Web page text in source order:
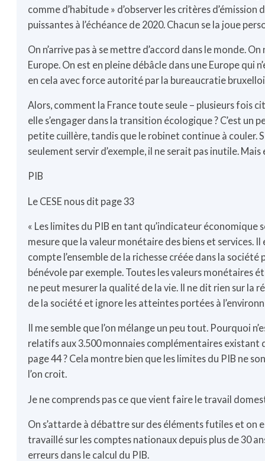
comme d’habitude » d’observer les critères
puissantes à l’échéance de 2020. Chacun se la joue
On n’arrive pas à se mettre d’accord dans le monde. On
Europe. On est en pleine débâcle dans une Europe qui
en cela avec force autorité par la bureaucratie
Alors, comment la France toute seule – plusieurs fois
elle s’engager dans la transition écologique ? C’est un
petite cuillère, tandis que le robinet continue à couler.
seulement servir d’exemple, il ne serait pas inutile. Mais
PIB
Le CESE nous dit page 33
« Les limites du PIB en tant qu’indicateur économique
mesure que la valeur monétaire des biens et services.
compte l’ensemble de la richesse créée dans la
bénévole par exemple. Toutes les valeurs monétaires
ne peut mesurer la qualité de la vie. Il ne dit rien sur la
de la société et ignore les atteintes portées à
Il me semble que l’on mélange un peu tout. Pourquoi
relatifs aux 3.500 monnaies complémentaires existant
page 44 ? Cela montre bien que les limites du PIB ne
l’on croit.
Je ne comprends pas ce que vient faire le travail
On s’attarde à débattre sur des éléments futiles et on
travaillé sur les comptes nationaux depuis plus de 30
erreurs dans le calcul du PIB.